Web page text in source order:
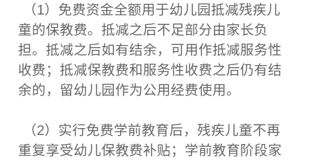
（1）免费资金全额用于幼儿园抵减残疾儿
童的保教费。抵减之后不足部分由家长负
担。抵减之后如有结余，可用作抵减服务性
收费；抵减保教费和服务性收费之后仍有结
余的，留幼儿园作为公用经费使用。
（2）实行免费学前教育后，残疾儿童不再
重复享受幼儿保教费补贴；学前教育阶段家